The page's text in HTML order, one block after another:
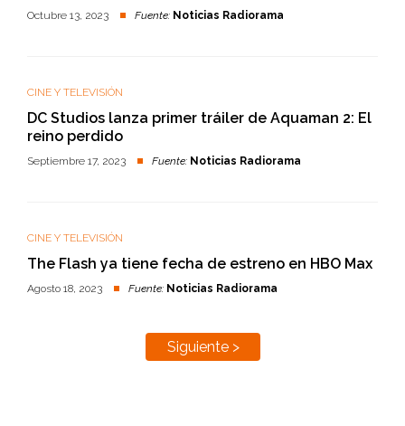
Octubre 13, 2023 Fuente: Noticias Radiorama
CINE Y TELEVISIÓN
DC Studios lanza primer tráiler de Aquaman 2: El
reino perdido
Septiembre 17, 2023 Fuente: Noticias Radiorama
CINE Y TELEVISIÓN
The Flash ya tiene fecha de estreno en HBO Max
Agosto 18, 2023 Fuente: Noticias Radiorama
Siguiente >